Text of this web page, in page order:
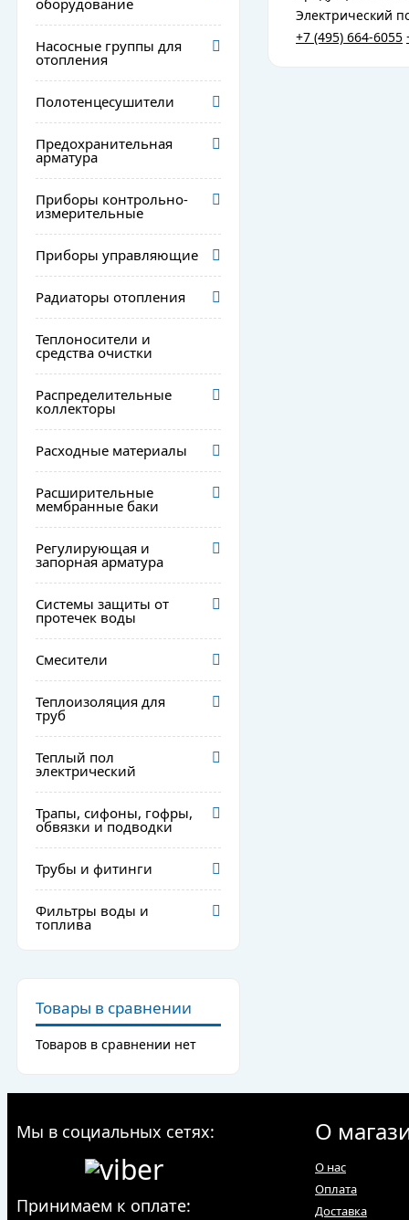
оборудование
Насосные группы для
отопления
Полотенцесушители
Предохранительная
арматура
Приборы контрольно-
измерительные
Приборы управляющие
Радиаторы отопления
Теплоносители и
средства очистки
Распределительные
коллекторы
Расходные материалы
Расширительные
мембранные баки
Регулирующая и
запорная арматура
Системы защиты от
протечек воды
Смесители
Теплоизоляция для
труб
Теплый пол
электрический
Трапы, сифоны, гофры,
обвязки и подводки
Трубы и фитинги
Фильтры воды и
топлива
Товары в сравнении
Товаров в сравнении нет
Электрический
+7 (495) 664-6055
Мы в социальных сетях:
Принимаем к оплате:
О
О нас
Оплата
Доставка